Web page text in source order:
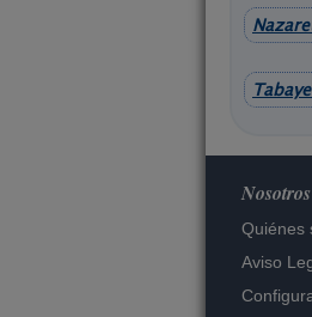
Nosotros
Quiénes
Aviso